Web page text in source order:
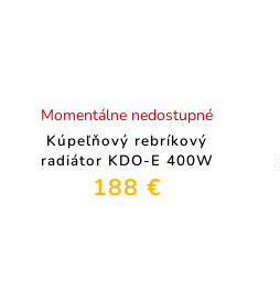
Kúpeľňový rebríkový
radiátor KDO-E 400W
Momentálne nedostupné
188 €